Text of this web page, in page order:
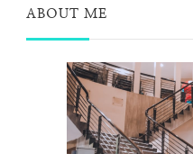
ABOUT ME